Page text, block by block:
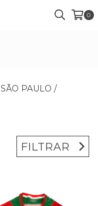
0
SÃO PAULO /
FILTRAR